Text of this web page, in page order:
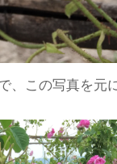
、この写真を